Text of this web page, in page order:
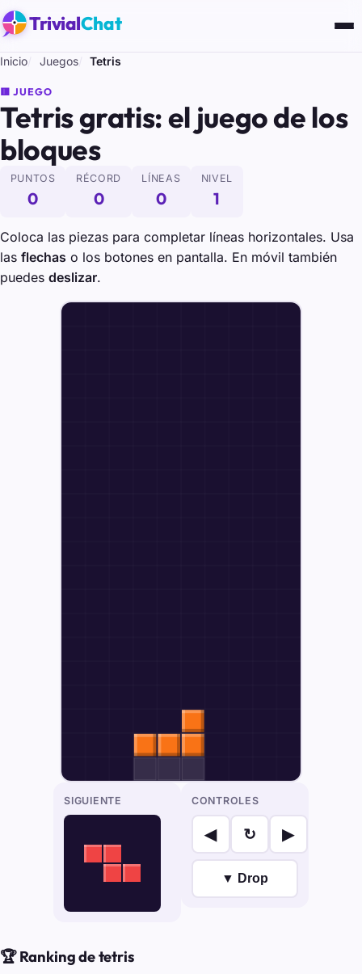
TrivialChat
Inicio Juegos Tetris
🟥 JUEGO
Tetris gratis: el juego de los
bloques
PUNTOS
0
RÉCORD
0
LÍNEAS
0
NIVEL
1
Coloca las piezas para completar líneas horizontales. Usa
las flechas o los botones en pantalla. En móvil también
puedes deslizar.
SIGUIENTE CONTROLES
◀ ↻ ▶
▼ Drop
🏆 Ranking de tetris